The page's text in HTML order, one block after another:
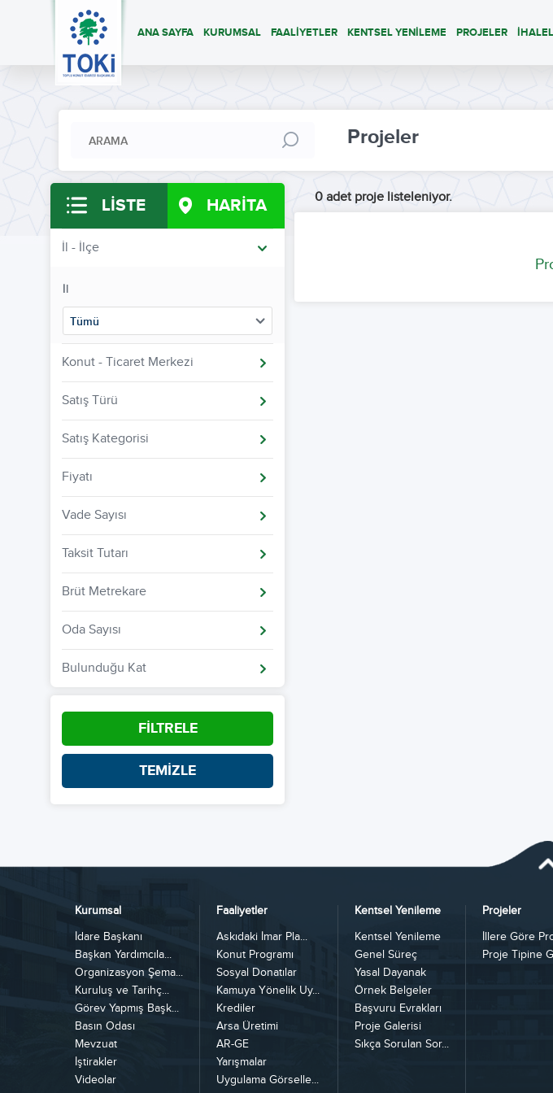
ANA SAYFA KURUMSAL FAALİYETLER KENTSEL YENİLEME PROJELER
Projeler
LİSTE HARİTA
İl - İlçe
İl
Tümü
Konut - Ticaret Merkezi
Satış Türü
Satış Kategorisi
Fiyatı
Vade Sayısı
Taksit Tutarı
Brüt Metrekare
Oda Sayısı
Bulunduğu Kat
FİLTRELE
TEMİZLE
0 adet proje listeleniyor.
Kurumsal
İdare Başkanı
Başkan Yardımcıla...
Organizasyon Şema...
Kuruluş ve Tarihç...
Görev Yapmış Başk...
Basın Odası
Mevzuat
İştirakler
Videolar
Faaliyetler
Askıdaki İmar Pla...
Konut Programı
Sosyal Donatılar
Kamuya Yönelik Uy...
Krediler
Arsa Üretimi
AR-GE
Yarışmalar
Uygulama Görselle...
Kentsel Yenileme
Kentsel Yenileme
Genel Süreç
Yasal Dayanak
Örnek Belgeler
Başvuru Evrakları
Proje Galerisi
Sıkça Sorulan Sor...
Projeler
İllere Göre
Proje Tipine